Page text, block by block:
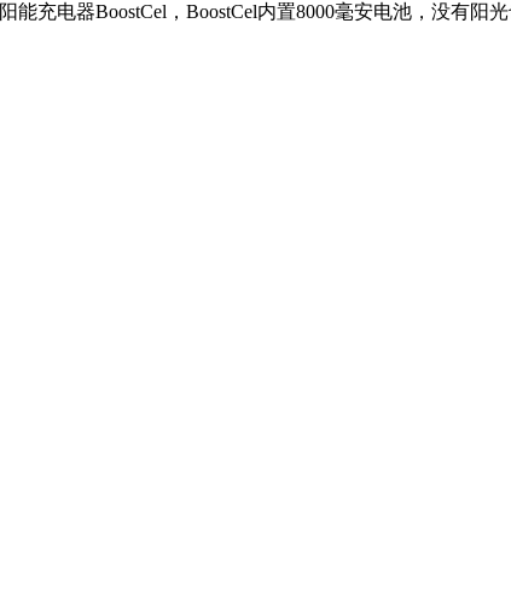
充电器BoostCel，BoostCel内置8000毫安电池，没有阳